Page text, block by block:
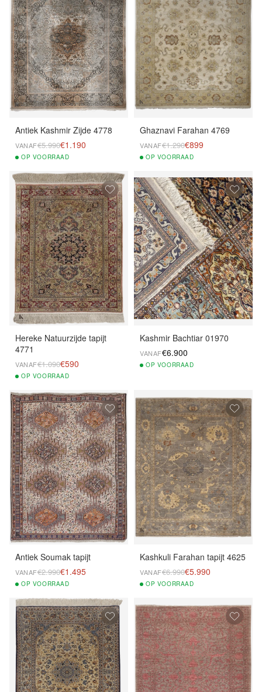
Antiek Kashmir Zijde 4778
VANAF€5.990€1.190
OP VOORRAAD
Ghaznavi Farahan 4769
VANAF€1.290€899
OP VOORRAAD
Hereke Natuurzijde tapijt
4771
VANAF€1.090€590
OP VOORRAAD
Kashmir Bachtiar 01970
VANAF€6.900
OP VOORRAAD
Antiek Soumak tapijt
VANAF€2.990€1.495
OP VOORRAAD
Kashkuli Farahan tapijt 4625
VANAF€6.990€5.990
OP VOORRAAD